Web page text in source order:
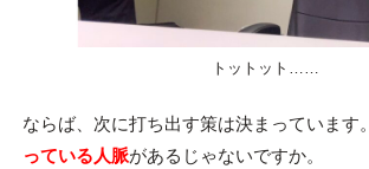
トットット……
ならば、次に打ち出す策は決まっています。
っている人脈があるじゃないですか。